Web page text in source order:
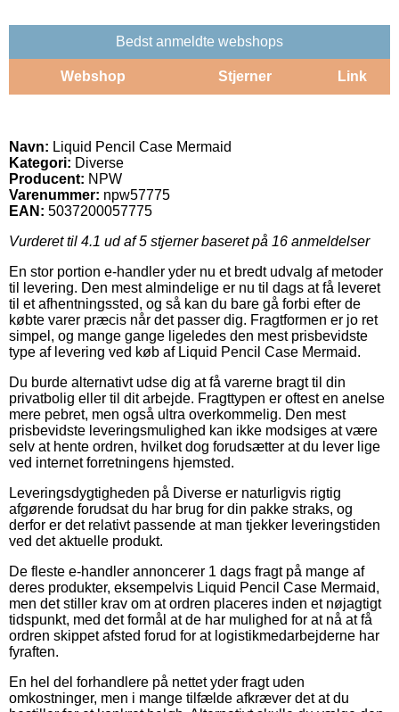
Bedst anmeldte webshops
Webshop Stjerner Link
Navn: Liquid Pencil Case Mermaid
Kategori: Diverse
Producent: NPW
Varenummer: npw57775
EAN: 5037200057775
Vurderet til 4.1 ud af 5 stjerner baseret på 16 anmeldelser
En stor portion e-handler yder nu et bredt udvalg af metoder
til levering. Den mest almindelige er nu til dags at få leveret
til et afhentningssted, og så kan du bare gå forbi efter de
købte varer præcis når det passer dig. Fragtformen er jo ret
simpel, og mange gange ligeledes den mest prisbevidste
type af levering ved køb af Liquid Pencil Case Mermaid.
Du burde alternativt udse dig at få varerne bragt til din
privatbolig eller til dit arbejde. Fragttypen er oftest en anelse
mere pebret, men også ultra overkommelig. Den mest
prisbevidste leveringsmulighed kan ikke modsiges at være
selv at hente ordren, hvilket dog forudsætter at du lever lige
ved internet forretningens hjemsted.
Leveringsdygtigheden på Diverse er naturligvis rigtig
afgørende forudsat du har brug for din pakke straks, og
derfor er det relativt passende at man tjekker leveringstiden
ved det aktuelle produkt.
De fleste e-handler annoncerer 1 dags fragt på mange af
deres produkter, eksempelvis Liquid Pencil Case Mermaid,
men det stiller krav om at ordren placeres inden et nøjagtigt
tidspunkt, med det formål at de har mulighed for at nå at få
ordren skippet afsted forud for at logistikmedarbejderne har
fyraften.
En hel del forhandlere på nettet yder fragt uden
omkostninger, men i mange tilfælde afkræver det at du